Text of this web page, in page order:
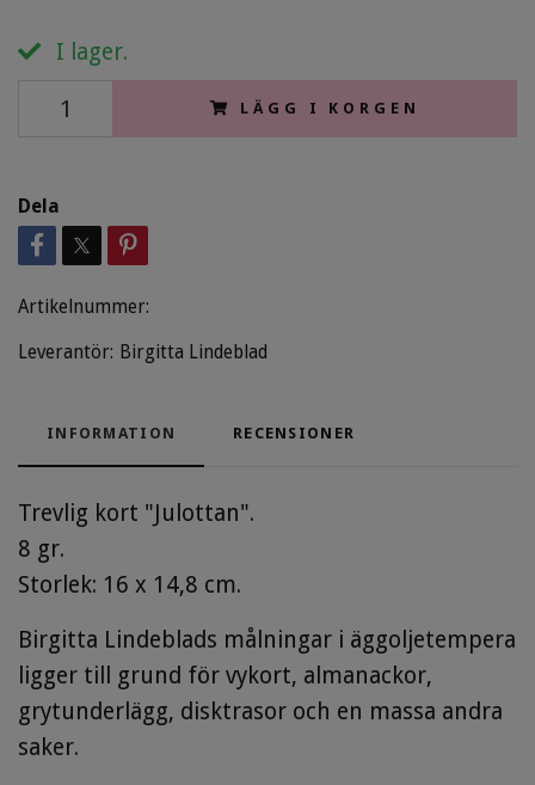
I lager.
LÄGG I KORGEN
Dela
Artikelnummer:
Leverantör: Birgitta Lindeblad
INFORMATION RECENSIONER
Trevlig kort "Julottan".
8 gr.
Storlek: 16 x 14,8 cm.
Birgitta Lindeblads målningar i äggoljetempera
ligger till grund för vykort, almanackor,
grytunderlägg, disktrasor och en massa andra
saker.